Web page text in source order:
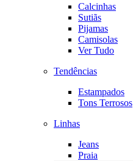
Calcinhas
Sutiãs
Pijamas
Camisolas
Ver Tudo
Tendências
Estampados
Tons Terrosos
Linhas
Jeans
Praia